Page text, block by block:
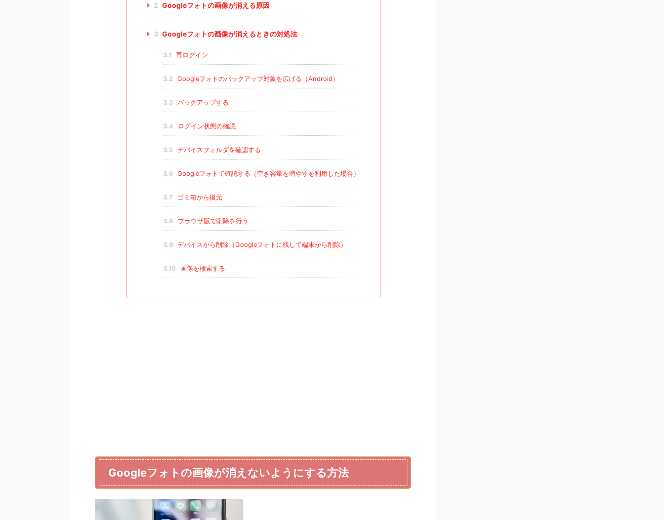
2 Googleフォトの画像が消える原因
3 Googleフォトの画像が消えるときの対処法
3.1 再ログイン
3.2 Googleフォトのバックアップ対象を広げる（Android）
3.3 バックアップする
3.4 ログイン状態の確認
3.5 デバイスフォルダを確認する
3.6 Googleフォトで確認する（空き容量を増やすを利用した場合）
3.7 ゴミ箱から復元
3.8 ブラウザ版で削除を行う
3.9 デバイスから削除（Googleフォトに残して端末から削除）
3.10 画像を検索する
Googleフォトの画像が消えないようにする方法